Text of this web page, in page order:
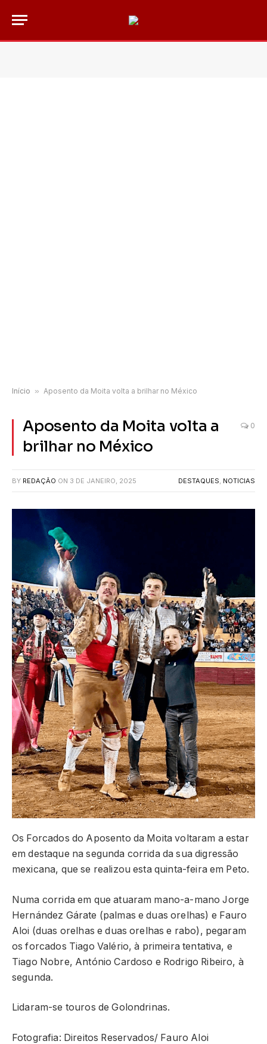
Início » Aposento da Moita volta a brilhar no México
Aposento da Moita volta a
brilhar no México
0
BY REDAÇÃO ON 3 DE JANEIRO, 2025 DESTAQUES, NOTICIAS
Os Forcados do Aposento da Moita voltaram a estar
em destaque na segunda corrida da sua digressão
mexicana, que se realizou esta quinta-feira em Peto.
Numa corrida em que atuaram mano-a-mano Jorge
Hernández Gárate (palmas e duas orelhas) e Fauro
Aloi (duas orelhas e duas orelhas e rabo), pegaram
os forcados Tiago Valério, à primeira tentativa, e
Tiago Nobre, António Cardoso e Rodrigo Ribeiro, à
segunda.
Lidaram-se touros de Golondrinas.
Fotografia: Direitos Reservados/ Fauro Aloi